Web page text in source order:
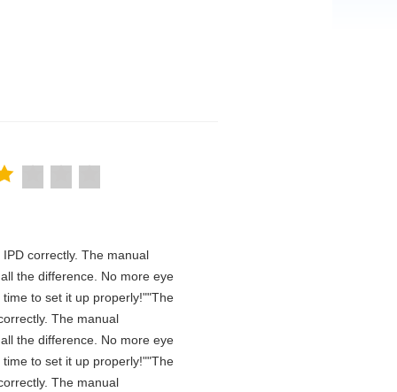
correctly. The manual
the difference. No more eye
to set it up properly!""The
The manual
the difference. No more eye
to set it up properly!""The
The manual